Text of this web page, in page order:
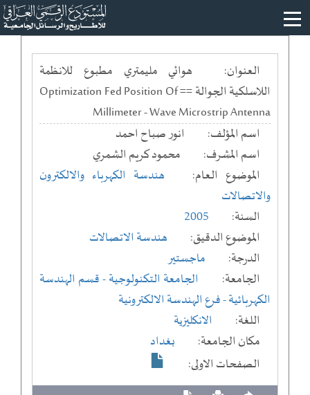
العنوان:
هوائي مليمتري مطبوع للانظمة
اللاسلكية الجوالة == Optimization Fed Position Of
Millimeter - Wave Microstrip Antenna
اسم المؤلف:
انور صباح احمد
اسم المشرف:
محمود كريم الشمري
الموضوع العام:
هندسة الكهرباء والالكترون
والاتصالات
السنة:
2005
الموضوع الدقيق:
هندسة الاتصالات
الدرجة:
ماجستير
الجامعة:
الجامعة التكنولوجية- قسم الهندسة
الكهربائية- فرع الهندسة الالكترونية
اللغة:
الانكليزية
مكان الجامعة:
بغداد
الصفحات الاولى: